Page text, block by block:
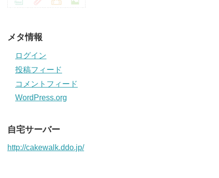
メタ情報
ログイン
投稿フィード
コメントフィード
WordPress.org
自宅サーバー
http://cakewalk.ddo.jp/